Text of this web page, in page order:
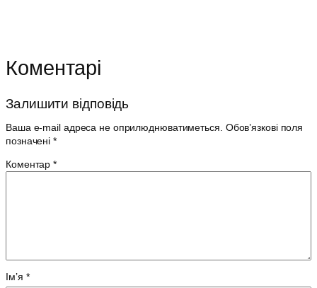
Коментарі
Залишити відповідь
Ваша e-mail адреса не оприлюднюватиметься. Обов’язкові поля
позначені*
Коментар*
Ім’я *